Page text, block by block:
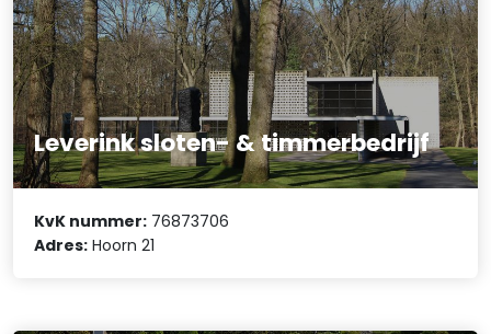
Leverink sloten- & timmerbedrijf
KvK nummer: 76873706
Adres: Hoorn 21